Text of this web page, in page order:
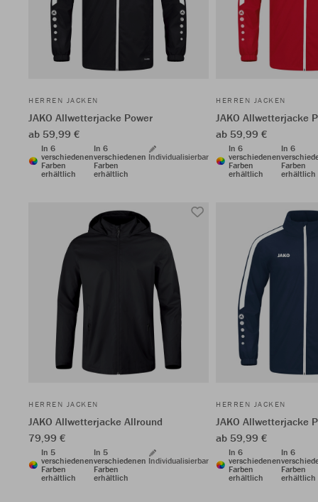
HERREN JACKEN
JAKO Allwetterjacke Power
ab 59,99 €
In 6
verschiedenen
Farben
erhältlich
In 6
verschiedenen
Farben
erhältlich
Individualisierbar
HERREN JACKEN
JAKO Allwetterjacke
ab 59,99 €
In 6
verschiedenen
Farben
erhältlich
In 6
Farben
erhältlich
HERREN JACKEN
JAKO Allwetterjacke Allround
79,99 €
In 5
verschiedenen
Farben
erhältlich
In 5
verschiedenen
Farben
erhältlich
Individualisierbar
HERREN JACKEN
JAKO Allwetterjacke
ab 59,99 €
In 6
verschiedenen
Farben
erhältlich
In 6
Farben
erhältlich